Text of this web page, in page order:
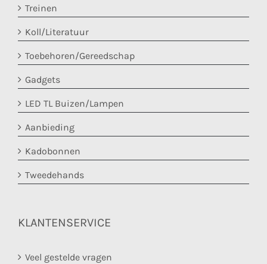
Treinen
Koll/Literatuur
Toebehoren/Gereedschap
Gadgets
LED TL Buizen/Lampen
Aanbieding
Kadobonnen
Tweedehands
KLANTENSERVICE
Veel gestelde vragen